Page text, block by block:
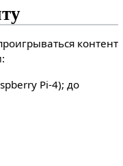
контент
Pi-4); до